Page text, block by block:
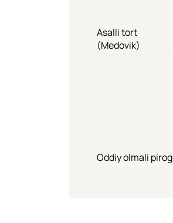
Asalli tort
(Medovik)
Oddiy olmali pirog